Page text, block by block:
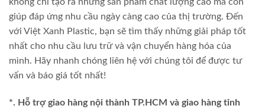
không chỉ tạo ra những sản phẩm chất lượng cao mà còn
giúp đáp ứng nhu cầu ngày càng cao của thị trường. Đến
với Việt Xanh Plastic, bạn sẽ tìm thấy những giải pháp tốt
nhất cho nhu cầu lưu trữ và vận chuyển hàng hóa của
mình. Hãy nhanh chóng liên hệ với chúng tôi để được tư
vấn và báo giá tốt nhất!
*. Hỗ trợ giao hàng nội thành TP.HCM và giao hàng tỉnh